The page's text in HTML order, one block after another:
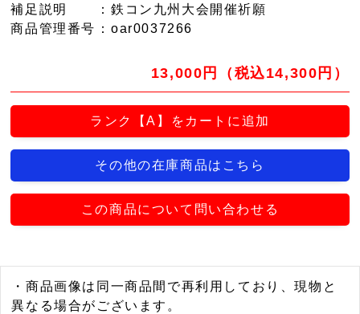
補足説明
：鉄コン九州大会開催祈願
商品管理番号 ：oar0037266
13,000円（税込14,300円）
ランク【A】をカートに追加
その他の在庫商品はこちら
この商品について問い合わせる
・商品画像は同一商品間で再利用しており、現物と
異なる場合がございます。